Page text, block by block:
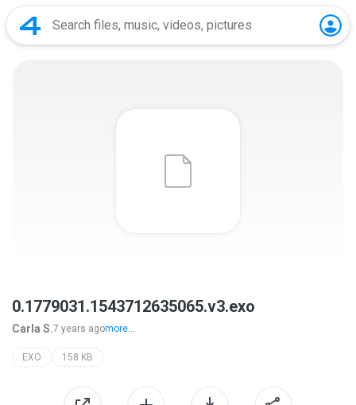
0.1779031.1543712635065.v3.exo
Carla S.7 years agomore...
EXO 158 KB